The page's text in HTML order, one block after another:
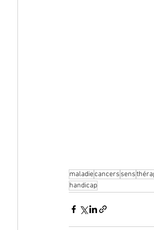
maladiecancers sens
handicap